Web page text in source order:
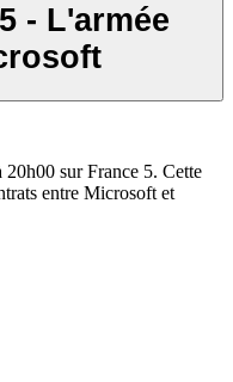
- L'armée
sur France 5. Cette
entre Microsoft et